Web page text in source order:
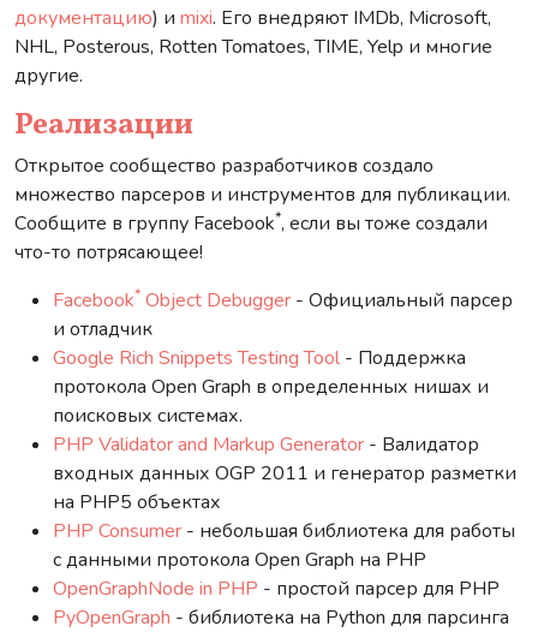
документацию) и mixi. Его внедряют IMDb, Microsoft,
NHL, Posterous, Rotten Tomatoes, TIME, Yelp и многие
другие.
Реализации
Открытое сообщество разработчиков создало
множество парсеров и инструментов для публикации.
Сообщите в группу Facebook*, если вы тоже создали
что-то потрясающее!
Facebook* Object Debugger - Официальный парсер
и отладчик
Google Rich Snippets Testing Tool - Поддержка
протокола Open Graph в определенных нишах и
поисковых системах.
PHP Validator and Markup Generator - Валидатор
входных данных OGP 2011 и генератор разметки
на PHP5 объектах
PHP Consumer - небольшая библиотека для работы
с данными протокола Open Graph на PHP
OpenGraphNode in PHP - простой парсер для PHP
PyOpenGraph - библиотека на Python для парсинга